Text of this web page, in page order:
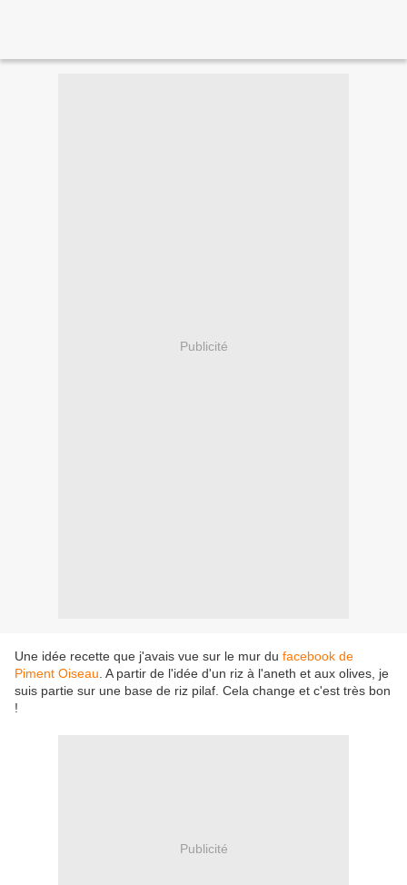
Publicité
Une idée recette que j'avais vue sur le mur du facebook de
Piment Oiseau . A partir de l'idée d'un riz à l'aneth et aux olives, je
suis partie sur une base de riz pilaf. Cela change et c'est très bon
!
Publicité